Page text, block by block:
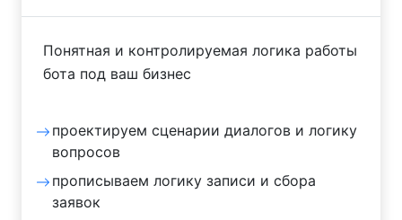
Понятная и контролируемая логика работы
бота под ваш бизнес
проектируем сценарии диалогов и логику
вопросов
прописываем логику записи и сбора
заявок